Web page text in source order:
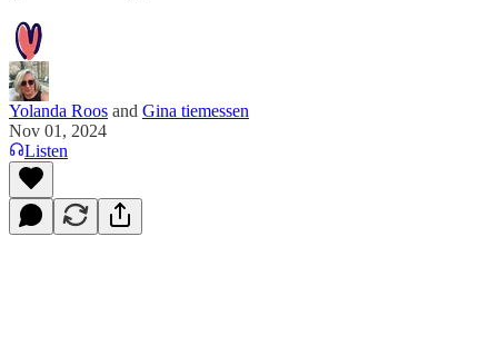
Yolanda Roos and Gina tiemessen
Nov 01, 2024
Listen